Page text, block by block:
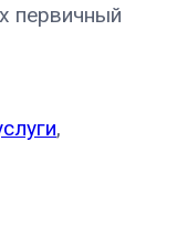
первичный
,